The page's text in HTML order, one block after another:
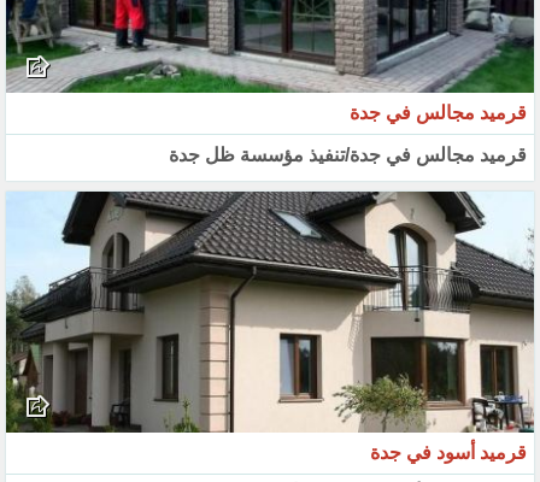
قرميد مجالس في جدة
قرميد مجالس في جدة/تنفيذ مؤسسة ظل جدة
قرميد أسود في جدة